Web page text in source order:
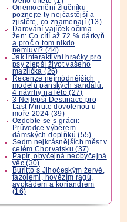
Onemocnění žlučníku –
poznejte ty nejčastější a
zjistěte, co znamenají (13)
Darování vajíček očima
žen: Co cítí až 72 % dárkyň
a proč o tom nikdo
nemluví? (44)
Jak interaktivní hračky pro
psy zlepší život vašeho
mazlíčka (26)
Recenze nejmódnějších
modelů pánských sandálů:
4 návrhy na léto (27)
3 Nejlepší Destinace pro
Last Minute dovolenou u
moře 2024 (39)
Ozdobte se s grácii:
Průvodce výběrem
dámských doplňků (55)
Sedm nejkrásnějších měst v
celém Chorvatsku (37)
Papír, obyčejná neobyčejná
věc (30)
Buritto s Jihočeským žervé,
fazolemi, hovězím ragú,
avokádem a koriandrem
(16)